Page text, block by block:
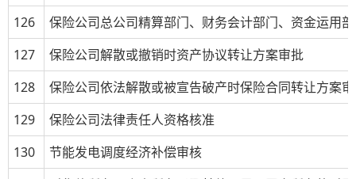
126
保险公司总公司精算部门、财务会计部门、资金运用
127
保险公司解散或撤销时资产协议转让方案审批
128
保险公司依法解散或被宣告破产时保险合同转让方案
129
保险公司法律责任人资格核准
130
节能发电调度经济补偿审核